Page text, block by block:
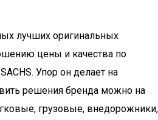
лучших оригинальных
цены и качества по
Упор он делает на
решения бренда можно на
грузовые, внедорожники,